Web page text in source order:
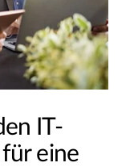
IT-
eine